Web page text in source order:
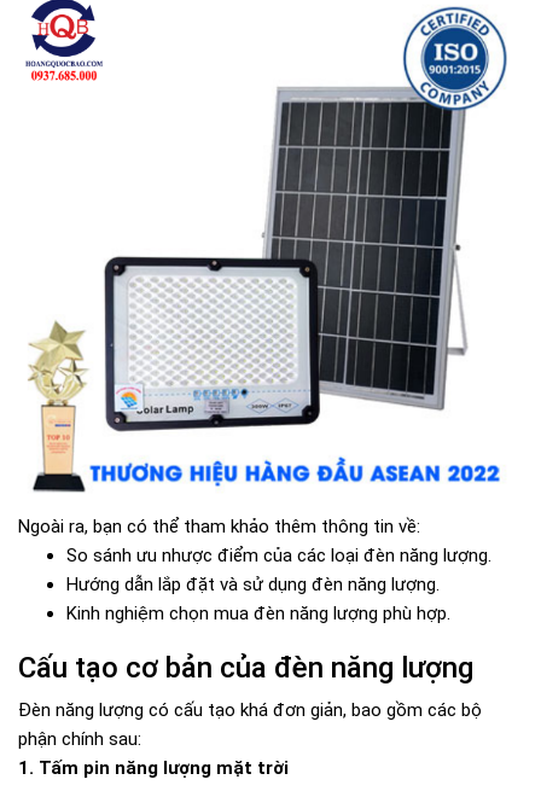
Ngoài ra, bạn có thể tham khảo thêm thông tin về:
So sánh ưu nhược điểm của các loại đèn năng lượng.
Hướng dẫn lắp đặt và sử dụng đèn năng lượng.
Kinh nghiệm chọn mua đèn năng lượng phù hợp.
Cấu tạo cơ bản của đèn năng lượng
Đèn năng lượng có cấu tạo khá đơn giản, bao gồm các bộ
phận chính sau:
1. Tấm pin năng lượng mặt trời